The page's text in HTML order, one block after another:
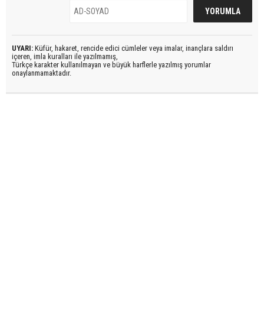
UYARI: Küfür, hakaret, rencide edici cümleler veya imalar, inançlara saldırı
içeren, imla kuralları ile yazılmamış,
Türkçe karakter kullanılmayan ve büyük harflerle yazılmış yorumlar
onaylanmamaktadır.